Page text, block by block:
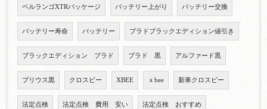
ベルランゴXTRパッケージ バッテリー上がり バッテリー交換
バッテリー寿命 バッテリー プラドブラックエディション値引き
ブラックエディション プラド プラド 黒 アルファード黒
プリウス黒 クロスビー XBEE ｘbee 新車クロスビー
法定点検 法定点検 費用 安い 法定点検 おすすめ